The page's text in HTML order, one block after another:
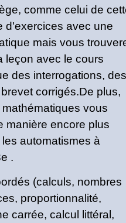
comme celui de
d'exercices avec une
mais vous
leçon avec le cours
des interrogations, des
corrigés.De plus,
vous
manière encore plus
automatismes à
.
(calculs, nombres
proportionnalité,
carrée, calcul littéral,